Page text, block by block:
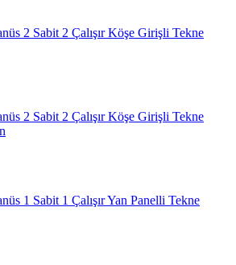
2 Sabit 2 Çalışır Köşe Girişli Tekne
2 Sabit 2 Çalışır Köşe Girişli Tekne
1 Sabit 1 Çalışır Yan Panelli Tekne